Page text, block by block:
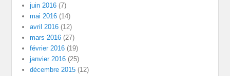
juin 2016 (7)
mai 2016 (14)
avril 2016 (12)
mars 2016 (27)
février 2016 (19)
janvier 2016 (25)
décembre 2015 (12)